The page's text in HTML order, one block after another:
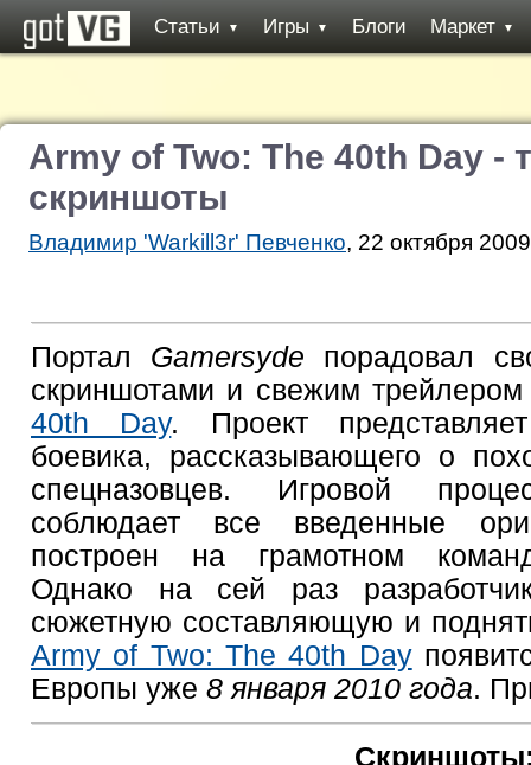
Статьи ▼ Игры ▼ Блоги Маркет ▼
Army of Two: The 40th Day -
скриншоты
Владимир 'Warkill3r' Певченко, 22 октября
Портал Gamersyde порадовал
скриншотами и свежим
40th Day. Проект
боевика, рассказывающего о
спецназовцев. Игровой
соблюдает все введенные
построен на грамотном
Однако на сей раз
сюжетную составляющую и
Army of Two: The 40th Day
Европы уже 8 января 2010 года.